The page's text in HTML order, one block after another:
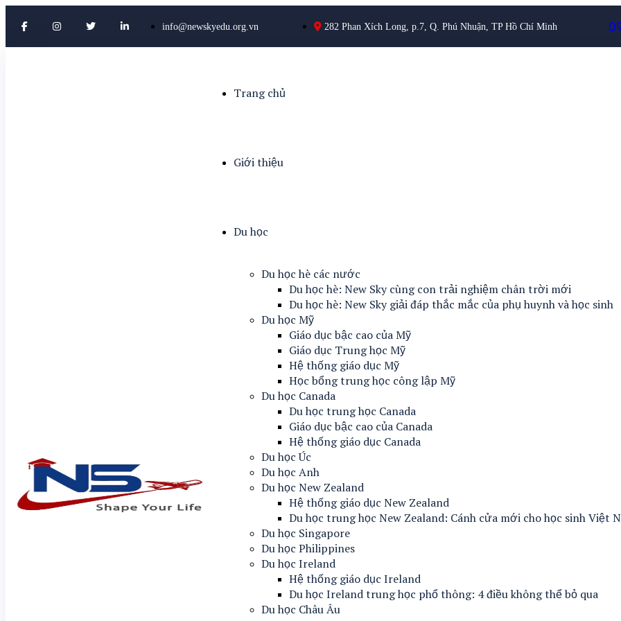
info@newskyedu.org.vn 282 Phan Xích Long, p.7, Q. Phú Nhuận, TP Hồ Chí Minh 0
Trang chủ
Giới thiệu
Du học
Du học hè các nước
Du học hè: New Sky cùng con trải nghiệm chân trời mới
Du học hè: New Sky giải đáp thắc mắc của phụ huynh và học sinh
Du học Mỹ
Giáo dục bậc cao của Mỹ
Giáo dục Trung học Mỹ
Hệ thống giáo dục Mỹ
Học bổng trung học công lập Mỹ
Du học Canada
Du học trung học Canada
Giáo dục bậc cao của Canada
Hệ thống giáo dục Canada
Du học Úc
Du học Anh
Du học New Zealand
Hệ thống giáo dục New Zealand
Du học trung học New Zealand: Cánh cửa mới cho học sinh Việt
Du học Singapore
Du học Philippines
Du học Ireland
Hệ thống giáo dục Ireland
Du học Ireland trung học phổ thông: 4 điều không thể bỏ qua
Du học Châu Âu